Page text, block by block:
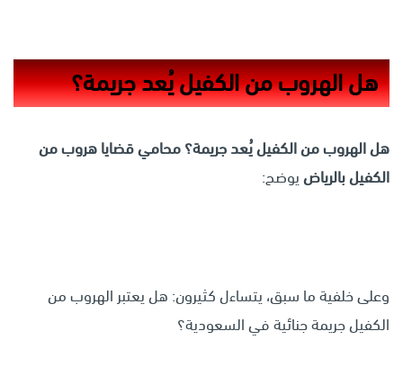
هل الهروب من الكفيل يُعد جريمة؟
هل الهروب من الكفيل يُعد جريمة؟محامي قضايا هروب من
الكفيلبالرياضيوضح:
وعلى خلفية ما سبق، يتساءل كثيرون: هل يعتبر الهروب من
الكفيل جريمة جنائية في السعودية؟